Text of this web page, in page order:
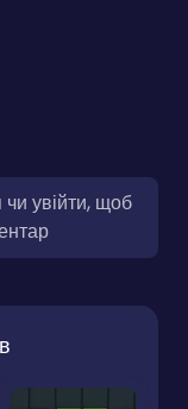
увійти, щоб